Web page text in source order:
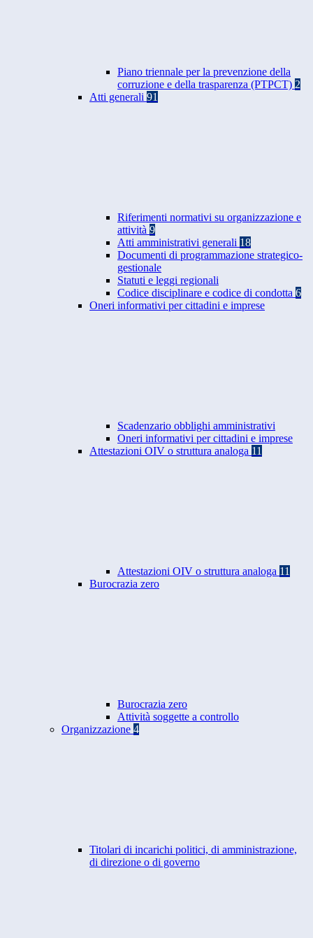
Piano triennale per la prevenzione della
corruzione e della trasparenza (PTPCT) 2
Atti generali 91
Riferimenti normativi su organizzazione e
attività 9
Atti amministrativi generali 18
Documenti di programmazione strategico-
gestionale
Statuti e leggi regionali
Codice disciplinare e codice di condotta 6
Oneri informativi per cittadini e imprese
Scadenzario obblighi amministrativi
Oneri informativi per cittadini e imprese
Attestazioni OIV o struttura analoga 11
Attestazioni OIV o struttura analoga 11
Burocrazia zero
Burocrazia zero
Attività soggette a controllo
Organizzazione 4
Titolari di incarichi politici, di amministrazione,
di direzione o di governo